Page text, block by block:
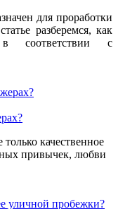
для проработки
разберемся, как
соответствии с
качественное
привычек, любви